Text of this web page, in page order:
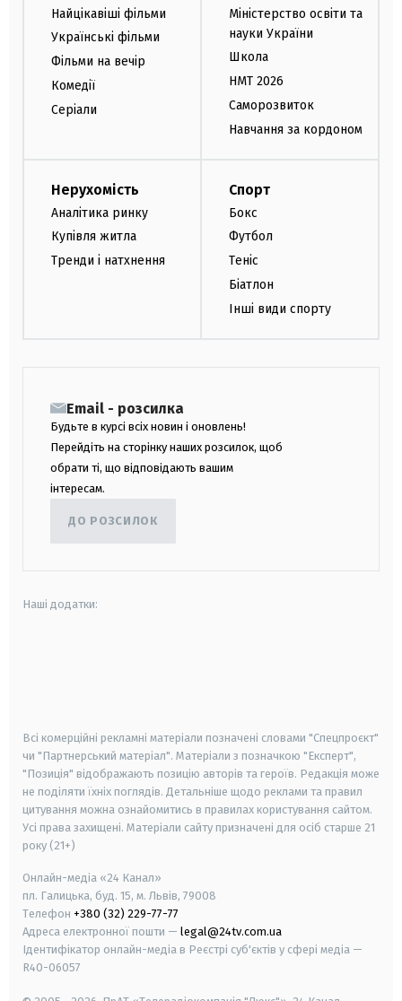
Найцікавіші фільми
Українські фільми
Фільми на вечір
Комедії
Серіали
Міністерство освіти та
науки України
Школа
НМТ 2026
Саморозвиток
Навчання за кордоном
Нерухомість
Аналітика ринку
Купівля житла
Тренди і натхнення
Спорт
Бокс
Футбол
Теніс
Біатлон
Інші види спорту
Email - розсилка
Будьте в курсі всіх новин і оновлень!
Перейдіть на сторінку наших розсилок, щоб
обрати ті, що відповідають вашим
інтересам.
ДО РОЗСИЛОК
Наші додатки:
Всі комерційні рекламні матеріали позначені словами "Спецпроєкт"
чи "Партнерський матеріал". Матеріали з позначкою "Експерт",
"Позиція" відображають позицію авторів та героїв. Редакція може
не поділяти їхніх поглядів. Детальніше щодо реклами та правил
цитування можна ознайомитись в правилах користування сайтом.
Усі права захищені. Матеріали сайту призначені для осіб старше 21
року (21+)
Онлайн-медіа «24 Канал»
пл. Галицька, буд. 15, м. Львів, 79008
Телефон +380 (32) 229-77-77
Адреса електронної пошти — legal@24tv.com.ua
Ідентифікатор онлайн-медіа в Реєстрі суб'єктів у сфері медіа —
R40-06057